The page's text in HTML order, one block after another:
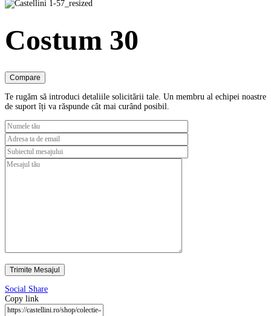
Costum 30
Compare
Te rugăm să introduci detaliile solicitării tale. Un membru al echipei noastre
de suport îți va răspunde cât mai curând posibil.
Social Share
Copy link